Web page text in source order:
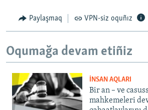
Paylaşmaq VPN-siz oquñız
Oqumağa devam etiñiz
İNSAN AQLARI
Bir an – ve
mahkemeleri